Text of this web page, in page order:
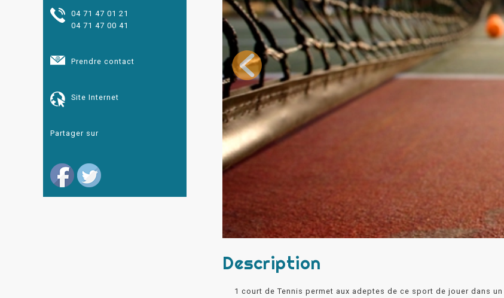
04 71 47 01 21
04 71 47 00 41
Prendre contact
Site Internet
Partager sur
Description
1 court de Tennis permet aux adeptes de ce sport de jouer dans